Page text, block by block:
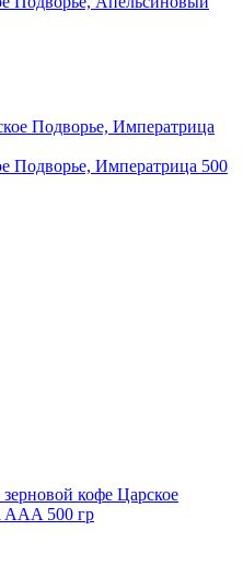
Подворье, Императрица 500
кофе Царское
AAA 500 гр